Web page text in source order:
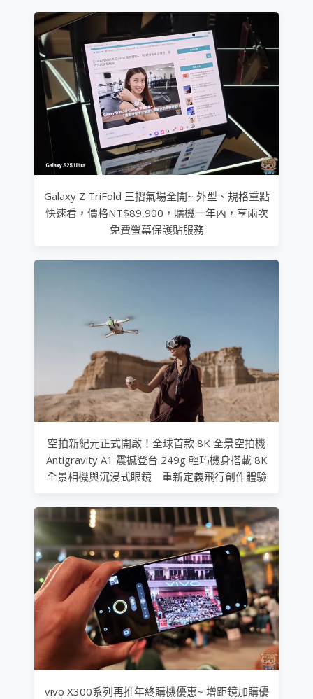
Galaxy Z TriFold 三摺氣場全開~ 外型、規格重點
快速看，價格NT$89,900，購機一年內，享兩次
免費螢幕保護貼服務
空拍新紀元正式開啟！全球首款 8K 全景空拍機
Antigravity A1 震撼登台 249g 輕巧機身搭載 8K
全景相機與沉浸式眼鏡 重新定義飛行創作體驗
vivo X300系列再推年終購機優惠~ 增距鏡加購優